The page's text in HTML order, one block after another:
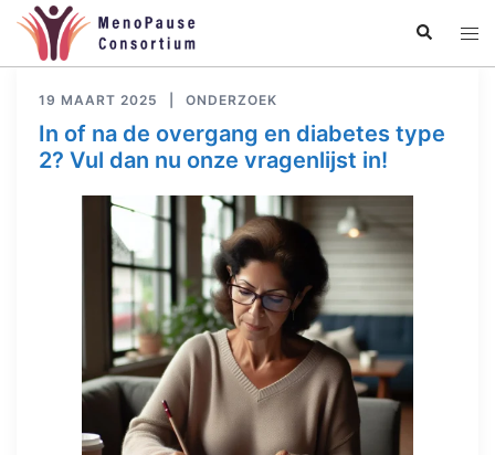
naar
de
inhoud
Zoeken
19 MAART 2025 ONDERZOEK
In of na de overgang en diabetes type
2? Vul dan nu onze vragenlijst in!